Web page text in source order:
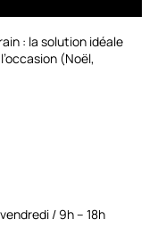
: la solution idéale
(Noël,
/ 9h – 18h